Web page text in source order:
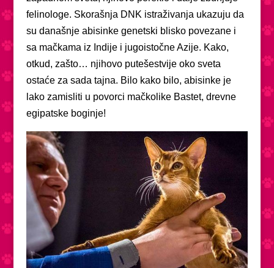
felinologe. Skorašnja DNK istraživanja ukazuju da
su današnje abisinke genetski blisko povezane i
sa mačkama iz Indije i jugoistočne Azije. Kako,
otkud, zašto… njihovo putešestvije oko sveta
ostaće za sada tajna. Bilo kako bilo, abisinke je
lako zamisliti u povorci mačkolike Bastet, drevne
egipatske boginje!